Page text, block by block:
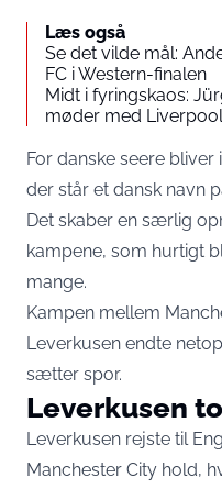
Læs også
Se det vilde mål:
FC i Western-finalen
Midt i fyringskaos:
møder med Liverpool
For danske seere
der står et dansk navn
Det skaber en særlig
kampene, som hurtigt
mange.
Kampen mellem
Leverkusen endte
sætter spor.
Leverkusen
Leverkusen rejste til
Manchester City hold,